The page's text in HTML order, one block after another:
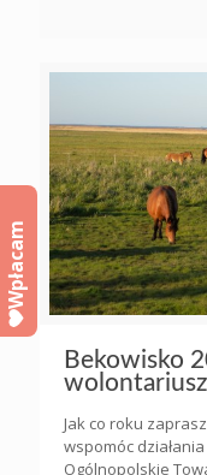
Bekowisko
Jak co roku
wspomóc
Ogólnopolskie
Wpłacam